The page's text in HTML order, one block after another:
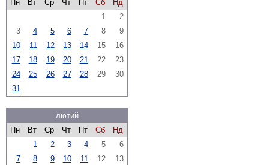
Пн
Вт Ср Чт Пт Сб
Нд
1
2
3
4 5 6 7 8
9
10
11 12 13 14 15
16
17
18 19 20 21 22
23
24
25 26 27 28 29
30
31
лютий
Пн
Вт Ср Чт Пт Сб
Нд
1
2 3 4 5
6
7
8 9 10 11 12
13